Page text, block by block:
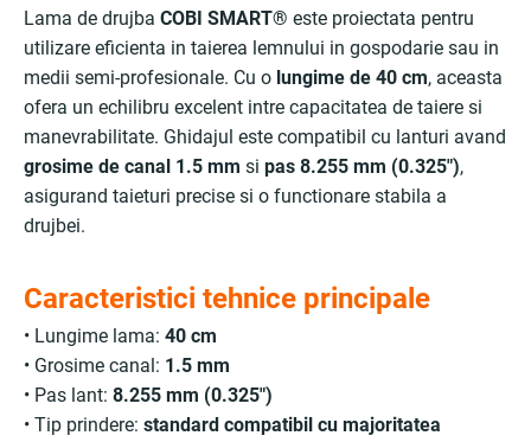
Lama de drujba COBI SMART® este proiectata pentru
utilizare eficienta in taierea lemnului in gospodarie sau in
medii semi-profesionale. Cu o lungime de 40 cm, aceasta
ofera un echilibru excelent intre capacitatea de taiere si
manevrabilitate. Ghidajul este compatibil cu lanturi avand
grosime de canal 1.5 mm si pas 8.255 mm (0.325"),
asigurand taieturi precise si o functionare stabila a
drujbei.
Caracteristici tehnice principale
• Lungime lama: 40 cm
• Grosime canal: 1.5 mm
• Pas lant: 8.255 mm (0.325")
• Tip prindere: standard compatibil cu majoritatea